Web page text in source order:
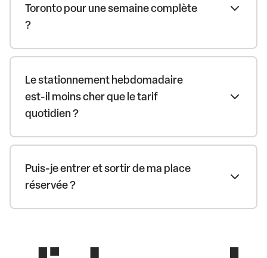
Toronto pour une semaine complète
?
Le stationnement hebdomadaire
est-il moins cher que le tarif
quotidien ?
Puis-je entrer et sortir de ma place
réservée ?